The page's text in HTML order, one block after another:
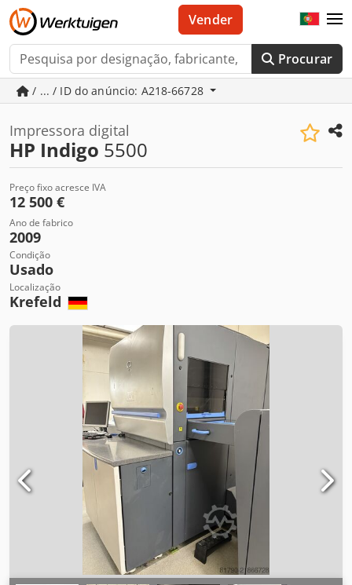
Procurar
Vender
/ ... / ID do anúncio: A218-66728
Impressora digital
HP Indigo 5500
Preço fixo acresce IVA
12 500 €
Ano de fabrico
2009
Condição
Usado
Localização
Krefeld